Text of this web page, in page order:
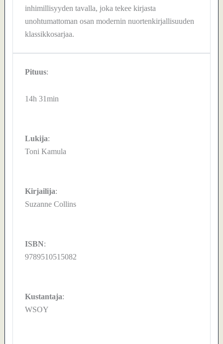
inhimillisyyden tavalla, joka tekee kirjasta
unohtumattoman osan modernin nuortenkirjallisuuden
klassikkosarjaa.
Pituus:
14h 31min
Lukija:
Toni Kamula
Kirjailija:
Suzanne Collins
ISBN:
9789510515082
Kustantaja:
WSOY